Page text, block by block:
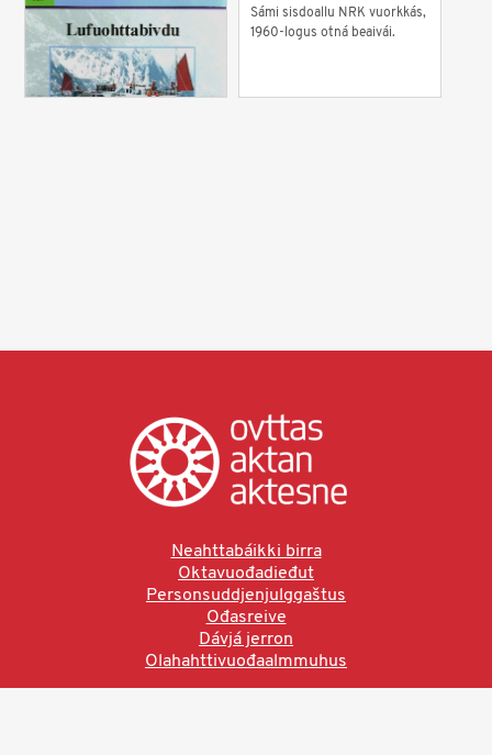
Sámi sisdoallu NRK vuorkkás,
1960-logus otná beaivái.
Neahttabáikki birra
Oktavuođadieđut
Personsuddjenjulggaštus
Ođasreive
Dávjá jerron
Olahahttivuođaalmmuhus